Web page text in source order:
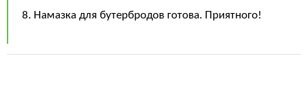
8. Намазка для бутербродов готова. Приятного!